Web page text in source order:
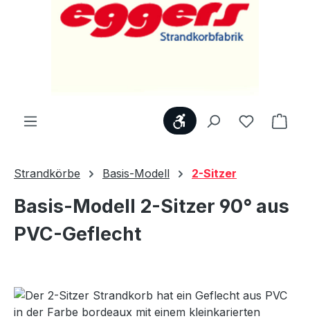
WerkzeugleisteDu hast 0
Strandkörbe Basis-Modell 2-Sitzer
Basis-Modell 2-Sitzer 90° aus
PVC-Geflecht
Bildergalerie überspringen